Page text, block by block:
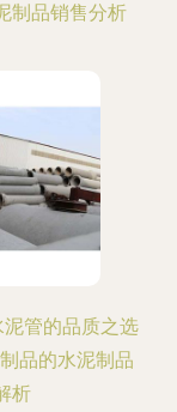
制品销售分析
管的品质之选
品的水泥制品
析